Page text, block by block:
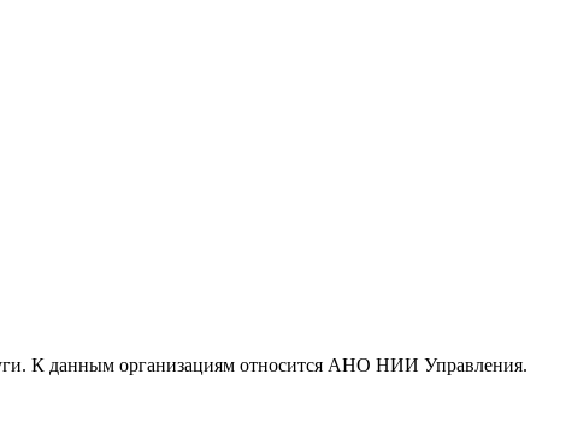
К данным организациям относится АНО НИИ Управления.